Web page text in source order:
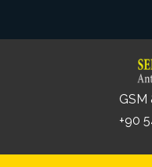
GSM
+90